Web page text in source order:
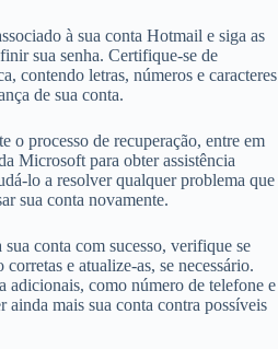
à sua conta Hotmail e siga as
sua senha. Certifique-se de
contendo letras, números e caracteres
de sua conta.
o processo de recuperação, entre em
Microsoft para obter assistência
lo a resolver qualquer problema que
sua conta novamente.
conta com sucesso, verifique se
e atualize-as, se necessário.
adicionais, como número de telefone e
ainda mais sua conta contra possíveis